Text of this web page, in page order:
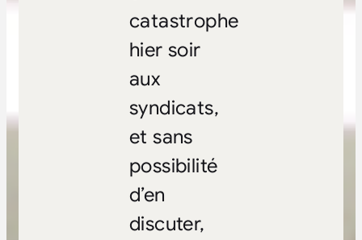
catastrophe
hier soir
aux
syndicats,
et sans
possibilité
d’en
discuter,